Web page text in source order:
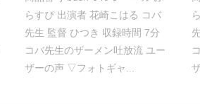
らすぴ 出演者 花崎こはる コバ
先生 監督 ひつき 収録時間 7分
コバ先生のザーメン吐放流 ユー
ザーの声 ▽フォトギャ...